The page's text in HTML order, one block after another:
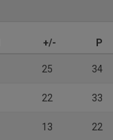
+/- P
25 34
22 33
13 22